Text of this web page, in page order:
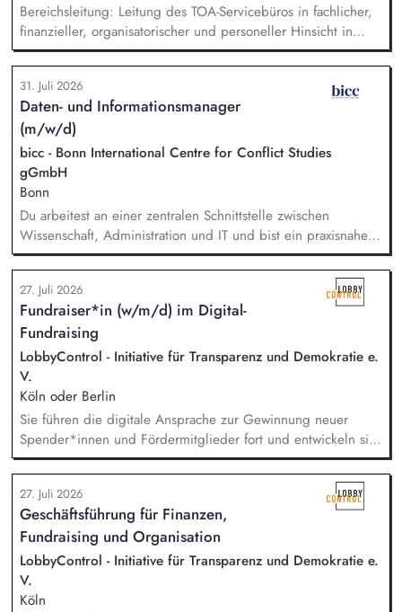
Bereichsleitung: Leitung des TOA-Servicebüros in fachlicher,
finanzieller, organisatorischer und personeller Hinsicht in
Abstimmung mit der Geschäftsführung. Teamführung:
Personalverantwortung für zwei Mitarbeitende. Strategische
Organisationsentwicklung: Sie verantworten die strategische
und organisatorische Weiterentwicklung des TOA-
Servicebüros in den Bereichen Fortbildung, Information und
Qualitätssicherung. Projektmanagement: Verantwortliche
Planung, Budgetierung und Projektcontrolling im Rahmen
von öffentlichen Zuwendungen.
31. Juli 2026
Daten- und Informationsmanager
(m/w/d)
bicc - Bonn International Centre for Conflict Studies
gGmbH
Bonn
Du arbeitest an einer zentralen Schnittstelle zwischen
Wissenschaft, Administration und IT und bist ein praxisnaher
Allrounder in den verschiedenen Themenbereichen. In dieser
Rolle betreust Du unsere Bibliothek, entwickelst unser
Forschungsinformationssystem (FIS) und das institutionelle
Forschungsdatenmanagement (FDM) weiter. Du sicherst die
Qualität und Nachvollziehbarkeit von
Forschungsinformationen und unterstützt durch Analysen,
Kennzahlen und Berichte die strategische Steuerung des
Instituts.
27. Juli 2026
Fundraiser*in (w/m/d) im Digital-
Fundraising
LobbyControl - Initiative für Transparenz und Demokratie e.
V.
Köln oder Berlin
Sie führen die digitale Ansprache zur Gewinnung neuer
Spender*innen und Fördermitglieder fort und entwickeln sie
weiter. Sie sind verantwortlich für unsere E-Mailings und
steuern diese ganzheitlich - angefangen bei der Planung,
Zielgruppensegmentierung und Themenauswahl übers Texten
bis hin zur technischen Abwicklung und deren
kontinuierlichen Optimierung und Weiterentwicklung.
27. Juli 2026
Geschäftsführung für Finanzen,
Fundraising und Organisation
LobbyControl - Initiative für Transparenz und Demokratie e.
V.
Köln